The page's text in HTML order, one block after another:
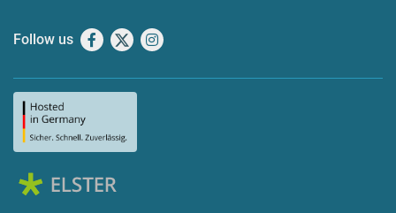
Follow us Facebook
X Instagram